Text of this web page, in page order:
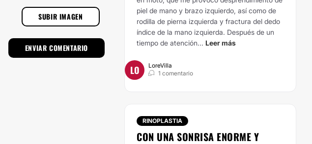
SUBIR IMAGEN
piel de mano y brazo izquierdo, así como de
rodilla de pierna izquierda y fractura del dedo
índice de la mano izquierda. Después de un
tiempo de atención... Leer más
LO
LoreVilla
1 comentario
RINOPLASTIA
CON UNA SONRISA ENORME Y